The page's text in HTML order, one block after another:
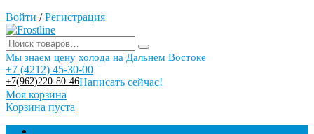
Войти / Регистрация
Мы знаем цену холода на Дальнем Востоке
+7 (4212) 45-30-00
+7(962)220-80-46Написать сейчас!
Моя корзина
Корзина пуста